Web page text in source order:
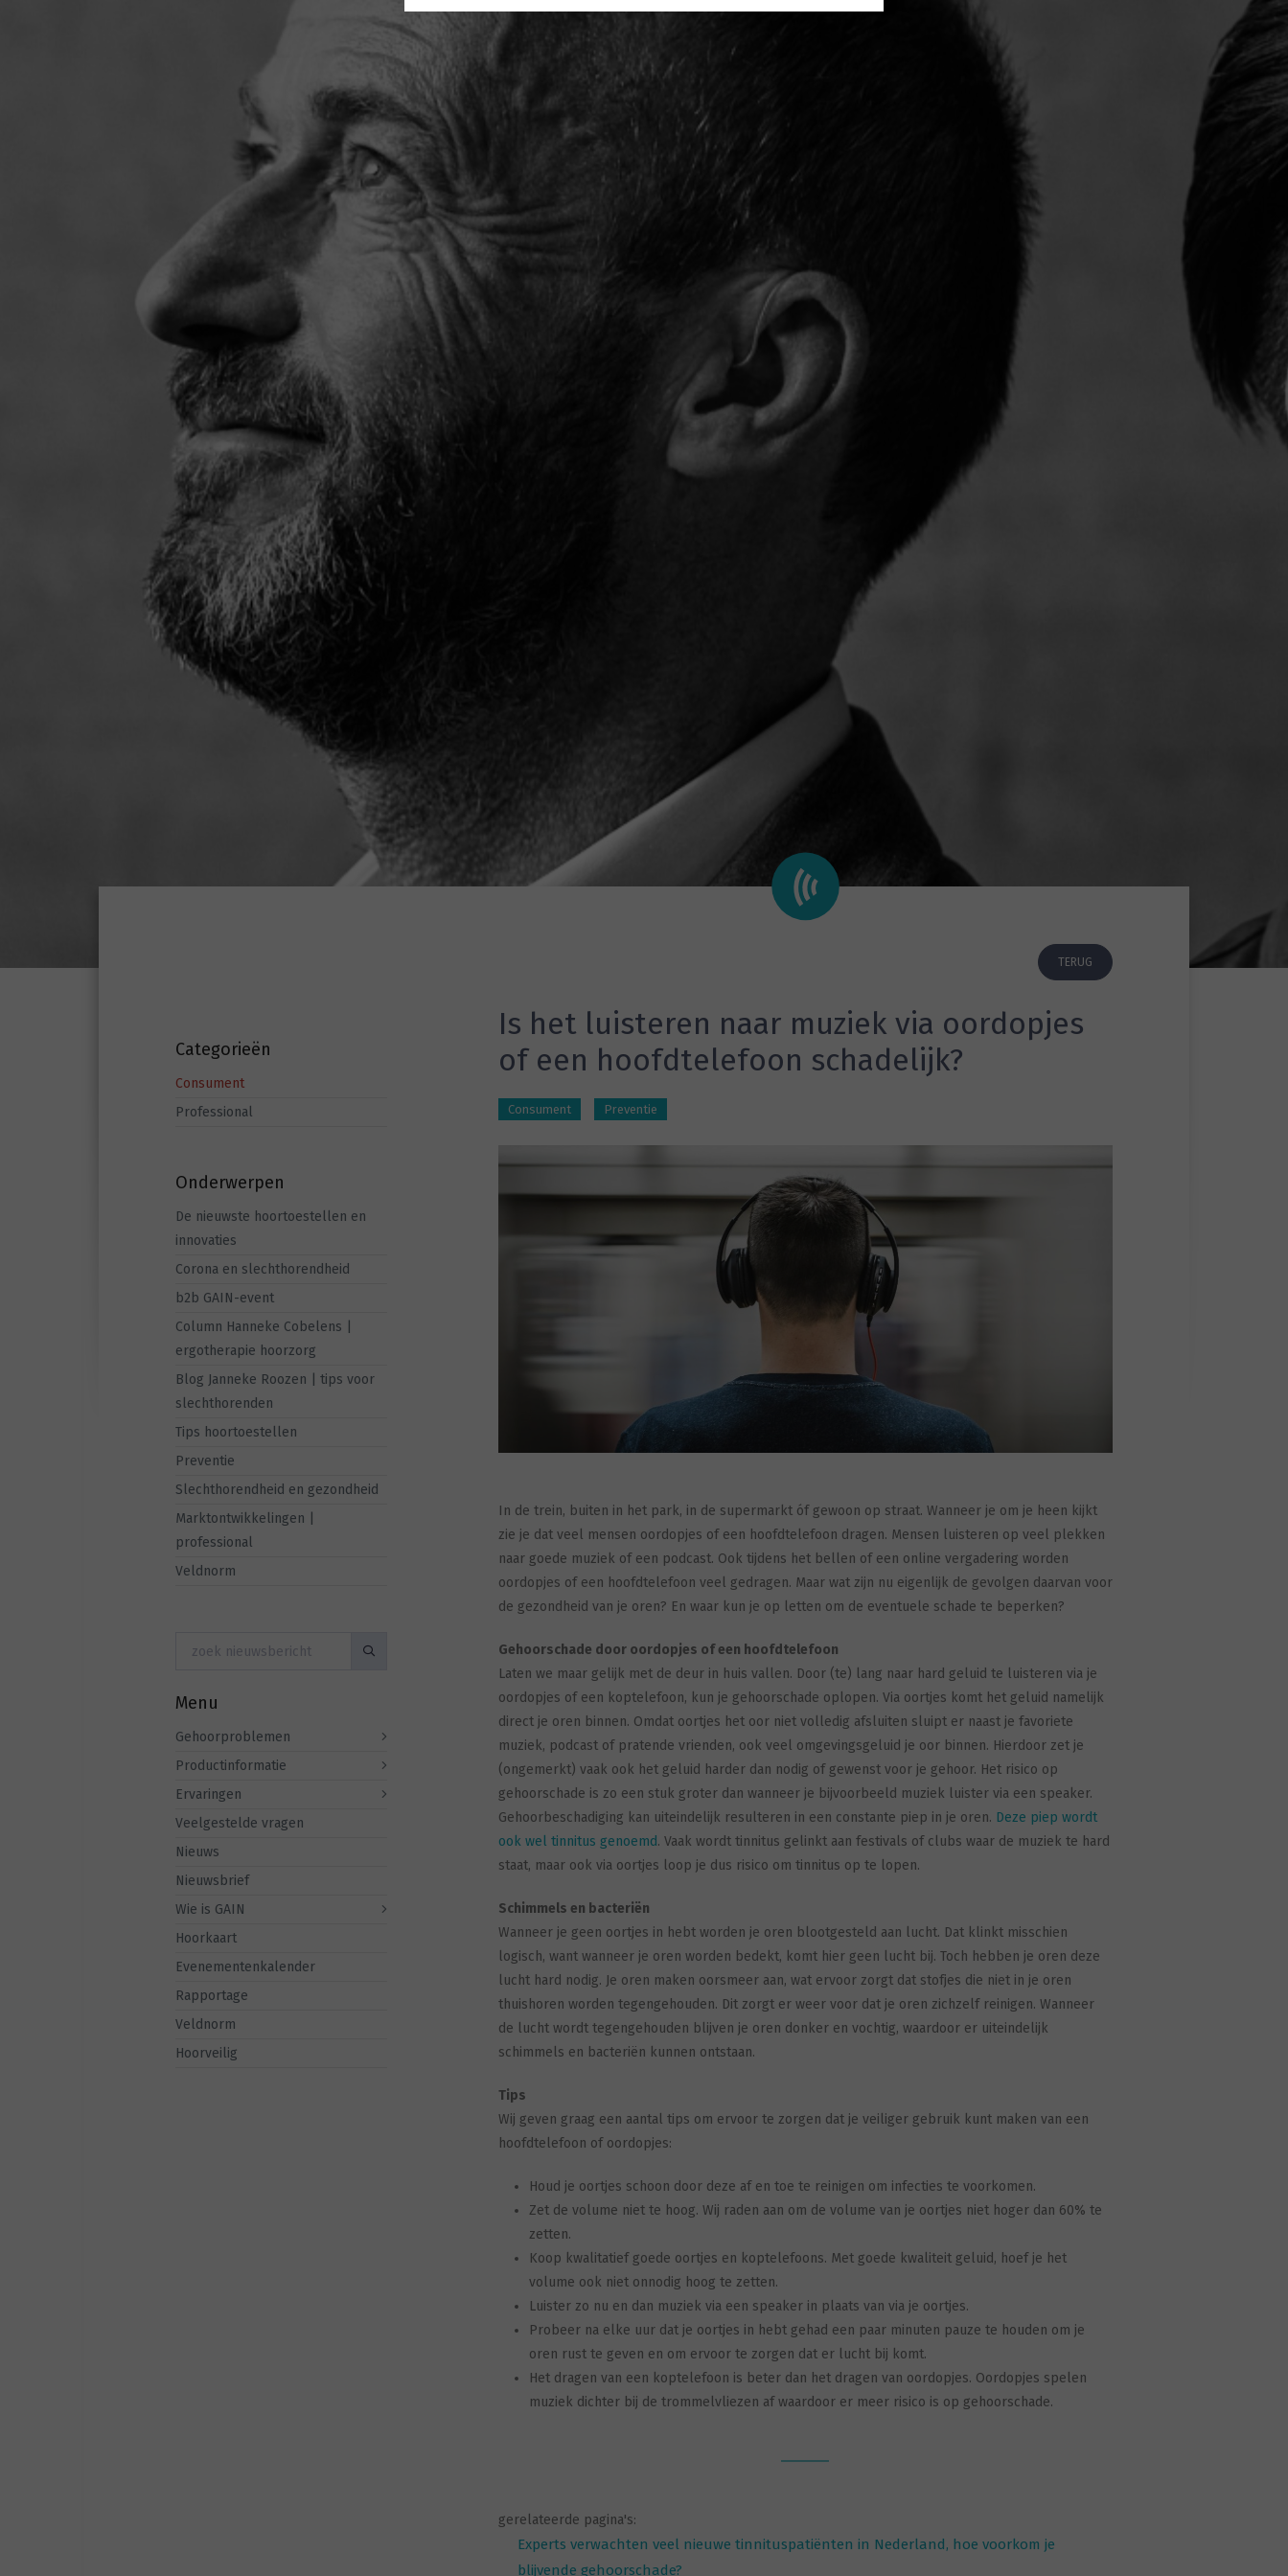
Categorieën
Consument
Professional
Onderwerpen
De nieuwste hoortoestellen en
innovaties
Corona en slechthorendheid
b2b GAIN-event
Column Hanneke Cobelens |
ergotherapie hoorzorg
Blog Janneke Roozen | tips voor
slechthorenden
Tips hoortoestellen
Preventie
Slechthorendheid en gezondheid
Marktontwikkelingen |
professional
Veldnorm
Menu
Gehoorproblemen
Productinformatie
Ervaringen
Veelgestelde vragen
Nieuws
Nieuwsbrief
Wie is GAIN
Hoorkaart
Evenementenkalender
Rapportage
Veldnorm
Hoorveilig
TERUG
Is het luisteren naar muziek via oordopjes
of een hoofdtelefoon schadelijk?
Consument Preventie
In de trein, buiten in het park, in de supermarkt óf gewoon op straat. Wanneer je om je heen kijkt
zie je dat veel mensen oordopjes of een hoofdtelefoon dragen. Mensen luisteren op veel plekken
naar goede muziek of een podcast. Ook tijdens het bellen of een online vergadering worden
oordopjes of een hoofdtelefoon veel gedragen. Maar wat zijn nu eigenlijk de gevolgen daarvan voor
de gezondheid van je oren? En waar kun je op letten om de eventuele schade te beperken?
Gehoorschade door oordopjes of een hoofdtelefoon
Laten we maar gelijk met de deur in huis vallen. Door (te) lang naar hard geluid te luisteren via je
oordopjes of een koptelefoon, kun je gehoorschade oplopen. Via oortjes komt het geluid namelijk
direct je oren binnen. Omdat oortjes het oor niet volledig afsluiten sluipt er naast je favoriete
muziek, podcast of pratende vrienden, ook veel omgevingsgeluid je oor binnen. Hierdoor zet je
(ongemerkt) vaak ook het geluid harder dan nodig of gewenst voor je gehoor. Het risico op
gehoorschade is zo een stuk groter dan wanneer je bijvoorbeeld muziek luister via een speaker.
Gehoorbeschadiging kan uiteindelijk resulteren in een constante piep in je oren. Deze piep wordt
ook wel tinnitus genoemd. Vaak wordt tinnitus gelinkt aan festivals of clubs waar de muziek te hard
staat, maar ook via oortjes loop je dus risico om tinnitus op te lopen.
Schimmels en bacteriën
Wanneer je geen oortjes in hebt worden je oren blootgesteld aan lucht. Dat klinkt misschien
logisch, want wanneer je oren worden bedekt, komt hier geen lucht bij. Toch hebben je oren deze
lucht hard nodig. Je oren maken oorsmeer aan, wat ervoor zorgt dat stofjes die niet in je oren
thuishoren worden tegengehouden. Dit zorgt er weer voor dat je oren zichzelf reinigen. Wanneer
de lucht wordt tegengehouden blijven je oren donker en vochtig, waardoor er uiteindelijk
schimmels en bacteriën kunnen ontstaan.
Tips
Wij geven graag een aantal tips om ervoor te zorgen dat je veiliger gebruik kunt maken van een
hoofdtelefoon of oordopjes:
Houd je oortjes schoon door deze af en toe te reinigen om infecties te voorkomen.
Zet de volume niet te hoog. Wij raden aan om de volume van je oortjes niet hoger dan 60% te
zetten.
Koop kwalitatief goede oortjes en koptelefoons. Met goede kwaliteit geluid, hoef je het
volume ook niet onnodig hoog te zetten.
Luister zo nu en dan muziek via een speaker in plaats van via je oortjes.
Probeer na elke uur dat je oortjes in hebt gehad een paar minuten pauze te houden om je
oren rust te geven en om ervoor te zorgen dat er lucht bij komt.
Het dragen van een koptelefoon is beter dan het dragen van oordopjes. Oordopjes spelen
muziek dichter bij de trommelvliezen af waardoor er meer risico is op gehoorschade.
gerelateerde pagina's:
Experts verwachten veel nieuwe tinnituspatiënten in Nederland, hoe voorkom je
blijvende gehoorschade?